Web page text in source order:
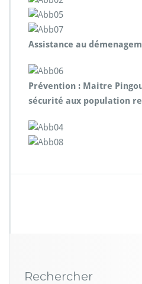
Assistance au
Prévention : Maitre
sécurité aux population
Rechercher